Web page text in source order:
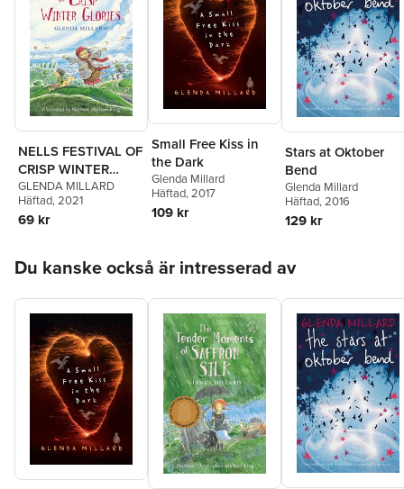
NELLS FESTIVAL OF
CRISP WINTER
GLORIES
GLENDA MILLARD
Häftad, 2021
69 kr
Small Free Kiss in
the Dark
Glenda Millard
Häftad, 2017
109 kr
Stars at Oktober
Bend
Glenda Millard
Häftad, 2016
129 kr
Du kanske också är intresserad av